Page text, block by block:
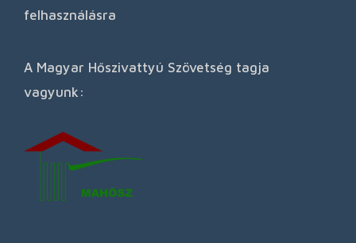
felhasználásra
A Magyar Hőszivattyú Szövetség tagja
vagyunk: